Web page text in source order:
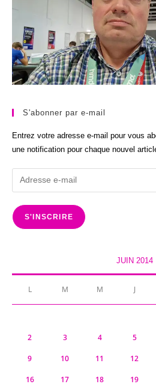
S'abonner par e-mail
Entrez votre adresse e-mail pour vous
une notification pour chaque nouvel
Adresse
e-
mail
S'INSCRIRE
JUIN 2014
L M M J
2 3 4 5
9 10 11 12
16 17 18 19